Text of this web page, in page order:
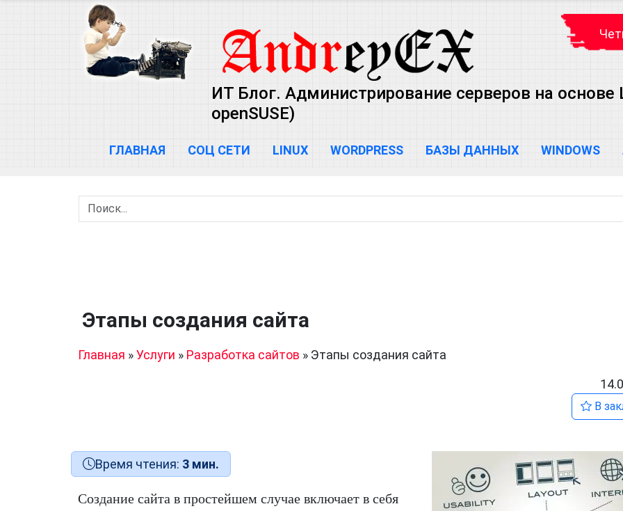
ИТ Блог. Администрирование серверов на основе
openSUSE)
ГЛАВНАЯ СОЦ СЕТИ LINUX WORDPRESS БАЗЫ ДАННЫХ WINDOWS
Этапы создания сайта
Главная »Услуги » Разработка сайтов » Этапы создания сайта
В
Время чтения: 3 мин.
Создание сайта в простейшем случае включает в себя